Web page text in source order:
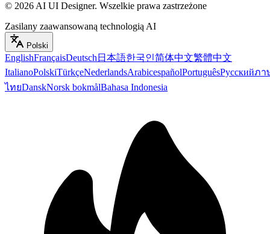
© 2026 AI UI Designer. Wszelkie prawa zastrzeżone
Zasilany zaawansowaną technologią AI
Polski
EnglishFrançaisDeutsch 日本語한국인简体中文繁體中文
ItalianoPolskiTürkçeNederlandsArabicespañolPortuguêsРусскийภา
ไทยDanskNorsk bokmålBahasa Indonesia